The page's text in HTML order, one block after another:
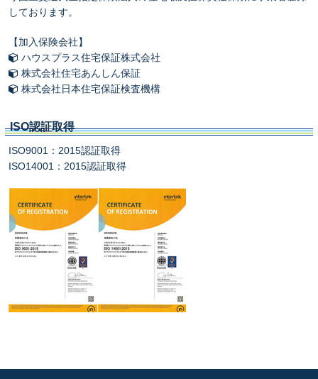
しております。
【加入保険会社】
ハウスプラス住宅保証株式会社
株式会社住宅あんしん保証
株式会社日本住宅保証検査機構
ISO認証取得
ISO9001：2015認証取得
ISO14001：2015認証取得